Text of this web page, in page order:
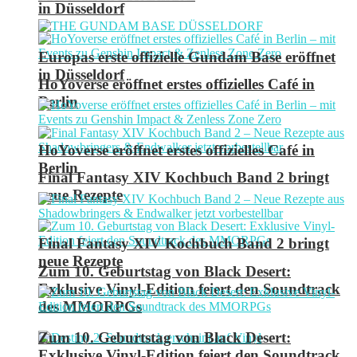
in Düsseldorf
HoYoverse eröffnet erstes offizielles Café in
Berlin
Final Fantasy XIV Kochbuch Band 2 bringt
neue Rezepte
Zum 10. Geburtstag von Black Desert:
Exklusive Vinyl-Edition feiert den Soundtrack
des MMORPGs
Europas erste offizielle Gundam Base eröffnet
in Düsseldorf
HoYoverse eröffnet erstes offizielles Café in
Berlin
Final Fantasy XIV Kochbuch Band 2 bringt
neue Rezepte
Zum 10. Geburtstag von Black Desert: